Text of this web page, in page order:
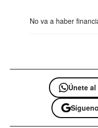
No va a haber
Únete